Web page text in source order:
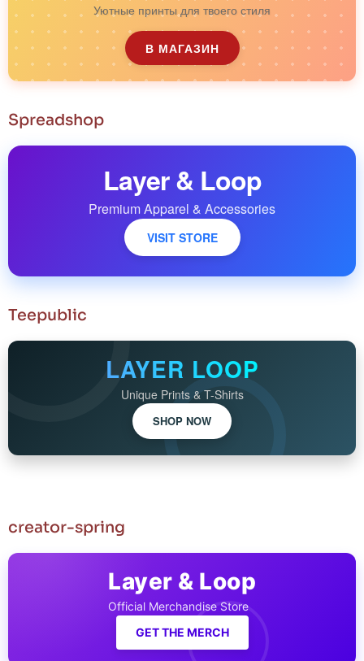
Уютные принты для твоего стиля
В МАГАЗИН
Spreadshop
Layer & Loop
Premium Apparel & Accessories
VISIT STORE
Teepublic
LAYER LOOP
Unique Prints & T-Shirts
SHOP NOW
creator-spring
Layer & Loop
Official Merchandise Store
GET THE MERCH